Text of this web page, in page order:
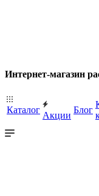
Интернет-магазин
Каталог
Акции
Блог